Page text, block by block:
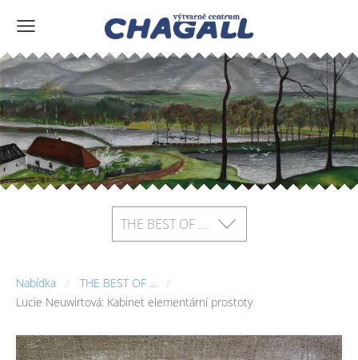
THE BEST OF ...
Nabídka
THE BEST OF ...
Lucie Neuwirtová: Kabinet elementární prostoty